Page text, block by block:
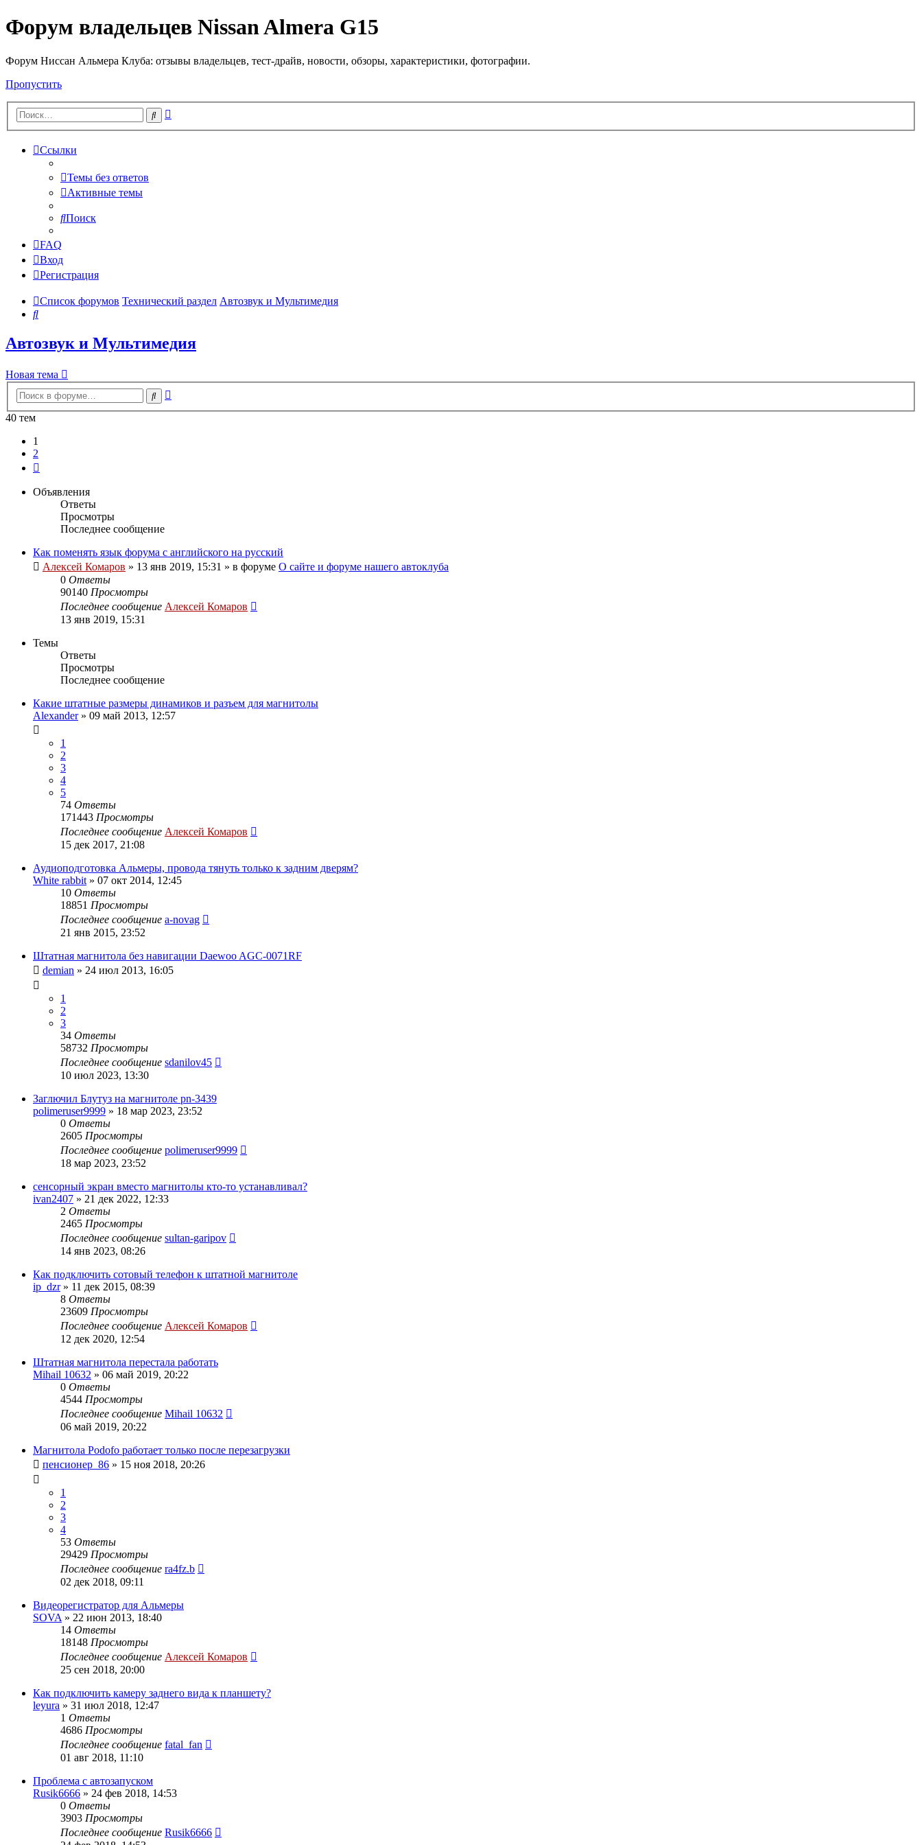
Форум владельцев Nissan Almera G15
Форум Ниссан Альмера Клуба: отзывы владельцев, тест-драйв, новости, обзоры, характеристики, фотографии.
Пропустить
Поиск
Ссылки
Темы без ответов
Активные темы
Поиск
FAQ
Вход
Регистрация
Список форумов Технический раздел Автозвук и Мультимедия
Поиск
Автозвук и Мультимедия
Новая тема
Поиск
40 тем
1
2
Объявления
Ответы
Просмотры
Последнее сообщение
Как поменять язык форума с английского на русский
Алексей Комаров » 13 янв 2019, 15:31 » в форуме О сайте и форуме нашего автоклуба
0 Ответы
90140 Просмотры
Последнее сообщение Алексей Комаров
13 янв 2019, 15:31
Темы
Ответы
Просмотры
Последнее сообщение
Какие штатные размеры динамиков и разъем для магнитолы
Alexander» 09 май 2013, 12:57
1
2
3
4
5
74 Ответы
171443 Просмотры
Последнее сообщение Алексей Комаров
15 дек 2017, 21:08
Аудиоподготовка Альмеры, провода тянуть только к задним дверям?
White rabbit » 07 окт 2014, 12:45
10 Ответы
18851 Просмотры
Последнее сообщение a-novag
21 янв 2015, 23:52
Штатная магнитола без навигации Daewoo AGC-0071RF
demian » 24 июл 2013, 16:05
1
2
3
34 Ответы
58732 Просмотры
Последнее сообщение sdanilov45
10 июл 2023, 13:30
Заглючил Блутуз на магнитоле pn-3439
polimeruser9999 » 18 мар 2023, 23:52
0 Ответы
2605 Просмотры
Последнее сообщение polimeruser9999
18 мар 2023, 23:52
сенсорный экран вместо магнитолы кто-то устанавливал?
ivan2407 » 21 дек 2022, 12:33
2 Ответы
2465 Просмотры
Последнее сообщение sultan-garipov
14 янв 2023, 08:26
Как подключить сотовый телефон к штатной магнитоле
ip_dzr» 11 дек 2015, 08:39
8 Ответы
23609 Просмотры
Последнее сообщение Алексей Комаров
12 дек 2020, 12:54
Штатная магнитола перестала работать
Mihail 10632 » 06 май 2019, 20:22
0 Ответы
4544 Просмотры
Последнее сообщение Mihail 10632
06 май 2019, 20:22
Магнитола Podofo работает только после перезагрузки
пенсионер_86 » 15 ноя 2018, 20:26
1
2
3
4
53 Ответы
29429 Просмотры
Последнее сообщение ra4fz.b
02 дек 2018, 09:11
Видеорегистратор для Альмеры
SOVA » 22 июн 2013, 18:40
14 Ответы
18148 Просмотры
Последнее сообщение Алексей Комаров
25 сен 2018, 20:00
Как подключить камеру заднего вида к планшету?
leyura » 31 июл 2018, 12:47
1 Ответы
4686 Просмотры
Последнее сообщение fatal_fan
01 авг 2018, 11:10
Проблема с автозапуском
Rusik6666 » 24 фев 2018, 14:53
0 Ответы
3903 Просмотры
Последнее сообщение Rusik6666